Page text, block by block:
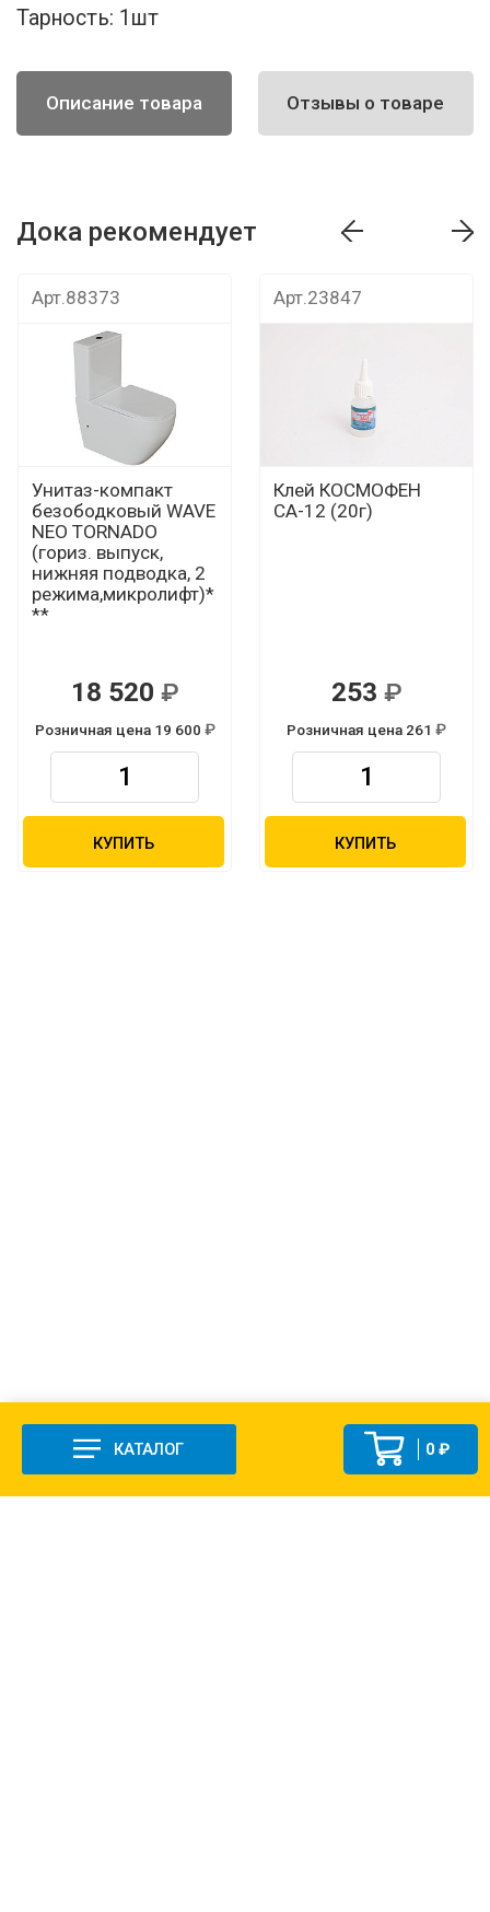
КАТАЛОГ 0 ₽
Тарность: 1шт
Описание товара Отзывы о товаре
Дока рекомендует
Арт.88373
Унитаз-компакт
безободковый WAVE
NEO TORNADO
(гориз. выпуск,
нижняя подводка, 2
режима,микролифт)*
**
18 520
Розничная цена 19 600
КУПИТЬ
Арт.23847
Клей КОСМОФЕН
СА-12 (20г)
253
Розничная цена 261
КУПИТЬ
Р
Р Р
Дока рекомендует Дока